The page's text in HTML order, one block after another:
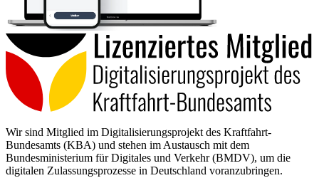
Wir sind Mitglied im Digitalisierungsprojekt des Kraftfahrt-
Bundesamts (KBA) und stehen im Austausch mit dem
Bundesministerium für Digitales und Verkehr (BMDV), um die
digitalen Zulassungsprozesse in Deutschland voranzubringen.